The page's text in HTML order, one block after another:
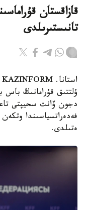
قازاقستان
تانىستىرىلدى
ۇلتتىق قۇرامانىڭ باس
دجون ۆانت سحيپتى
فەدەراتسياسىندا
ەتىلدى.